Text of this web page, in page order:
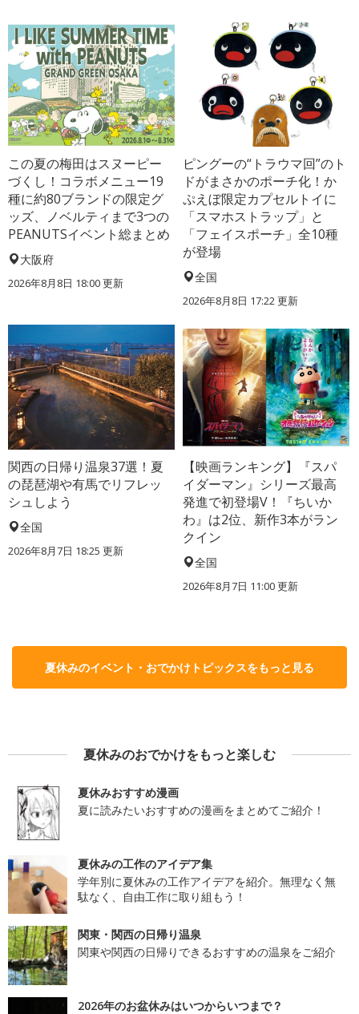
この夏の梅田はスヌーピー
づくし！コラボメニュー19
種に約80ブランドの限定グ
ッズ、ノベルティまで3つの
PEANUTSイベント総まとめ
大阪府
2026年8月8日 18:00更新
ピングーの“トラウマ回”のト
ドがまさかのポーチ化！か
ぷえぼ限定カプセルトイに
「スマホストラップ」と
「フェイスポーチ」全10種
が登場
全国
2026年8月8日 17:22更新
関西の日帰り温泉37選！夏
の琵琶湖や有馬でリフレッ
シュしよう
全国
2026年8月7日 18:25 更新
【映画ランキング】『スパ
イダーマン』シリーズ最高
発進で初登場V！『ちいか
わ』は2位、新作3本がラン
クイン
全国
2026年8月7日 11:00更新
夏休みのイベント・おでかけトピックスをもっと見る
夏休みのおでかけをもっと楽しむ
夏休みおすすめ漫画
夏に読みたいおすすめの漫画をまとめてご紹介！
夏休みの工作のアイデア集
学年別に夏休みの工作アイデアを紹介。無理なく無
駄なく、自由工作に取り組もう！
関東・関西の日帰り温泉
関東や関西の日帰りできるおすすめの温泉をご紹介
2026年のお盆休みはいつからいつまで？